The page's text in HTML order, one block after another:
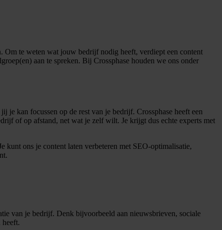
Om te weten wat jouw bedrijf nodig heeft, verdiept een content
aan te spreken. Bij Crossphase houden we ons onder
je kan focussen op de rest van je bedrijf. Crossphase heeft een
of op afstand, net wat je zelf wilt. Je krijgt dus echte experts met
kunt ons je content laten verbeteren met SEO-optimalisatie,
van je bedrijf. Denk bijvoorbeeld aan nieuwsbrieven, sociale
heeft.